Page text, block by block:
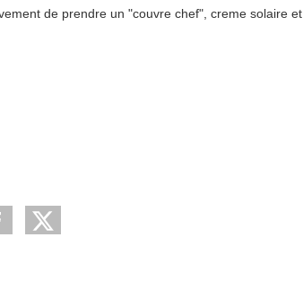
de prendre un "couvre chef", creme solaire et